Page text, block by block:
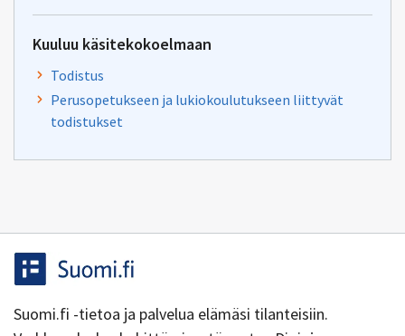
Kuuluu käsitekokoelmaan
Todistus
Perusopetukseen ja lukiokoulutukseen liittyvät
todistukset
Suomi.fi -tietoa ja palvelua elämäsi tilanteisiin.